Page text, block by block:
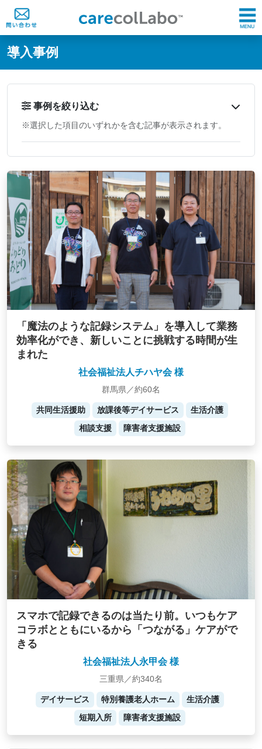
@ -0,0 +1,60 @@
導入事例
事例を絞り込む
※選択した項目のいずれかを含む記事が表示されます。
「魔法のような記録システム」を導入して業務
効率化ができ、新しいことに挑戦する時間が生
まれた
社会福祉法人チハヤ会 様
群馬県／約60名
共同生活援助 放課後等デイサービス
生活介護
相談支援
障害者支援施設
スマホで記録できるのは当たり前。いつもケア
コラボとともにいるから「つながる」ケアがで
きる
社会福祉法人永甲会 様
三重県／約340名
デイサービス 特別養護老人ホーム
生活介護
短期入所
障害者支援施設